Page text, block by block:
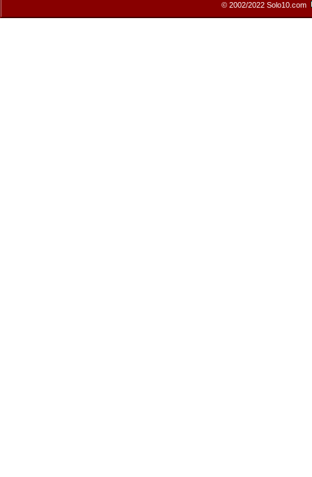
© 2002/2022 Solo10.com